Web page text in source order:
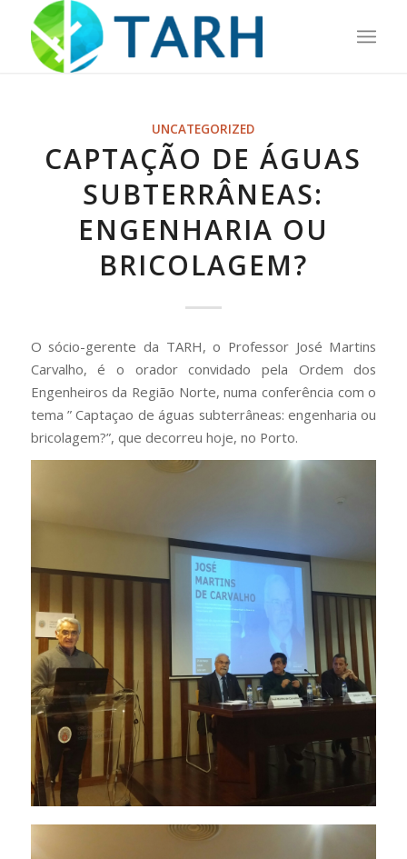
UNCATEGORIZED
CAPTAÇÃO DE ÁGUAS
SUBTERRÂNEAS:
ENGENHARIA OU
BRICOLAGEM?
O sócio-gerente da TARH, o Professor José Martins
Carvalho, é o orador convidado pela Ordem dos
Engenheiros da Região Norte, numa conferência com o
tema ” Captaçao de águas subterrâneas: engenharia ou
bricolagem?”, que decorreu hoje, no Porto.